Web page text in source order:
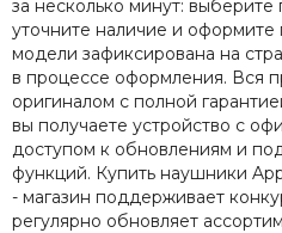
за несколько минут:
уточните наличие и
модели зафиксирована на
в процессе оформления. Вся
оригиналом с полной
вы получаете устройство с
доступом к обновлениям и
функций. Купить наушники
- магазин поддерживает
регулярно обновляет